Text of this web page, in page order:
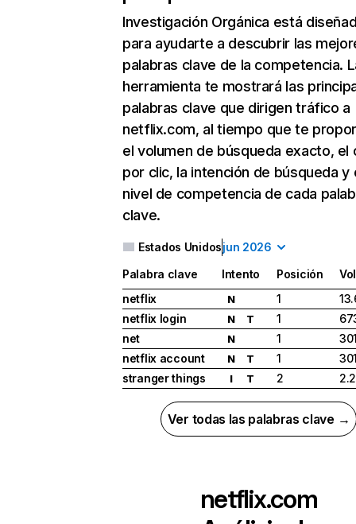
Investigación Orgánica está
para ayudarte a descubrir las
palabras clave de la competencia.
herramienta te mostrará las
palabras clave que dirigen tráfico a
netflix.com, al tiempo que te
el volumen de búsqueda exacto, el
por clic, la intención de búsqueda y
nivel de competencia de cada
clave.
Estados Unidosjun 2026
Palabra clave Intento Posición
netflix
N 1
netflix login
N T 1
net
N 1
netflix account
N T 1
stranger things
I T 2
Ver todas las palabras clave →
netflix.com